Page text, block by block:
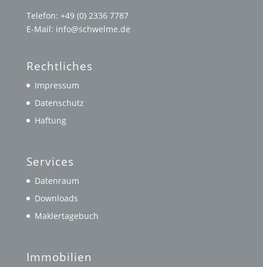
Telefon: +49 (0) 2336 7787
E-Mail: info@schwelme.de
Rechtliches
Impressum
Datenschutz
Haftung
Services
Datenraum
Downloads
Maklertagebuch
Immobilien